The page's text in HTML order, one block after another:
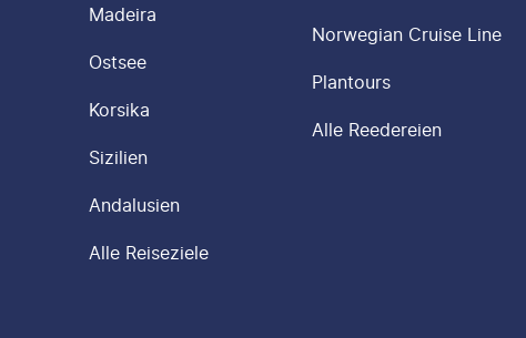
Madeira
Ostsee
Korsika
Sizilien
Andalusien
Alle Reiseziele
Norwegian Cruise Line
Plantours
Alle Reedereien